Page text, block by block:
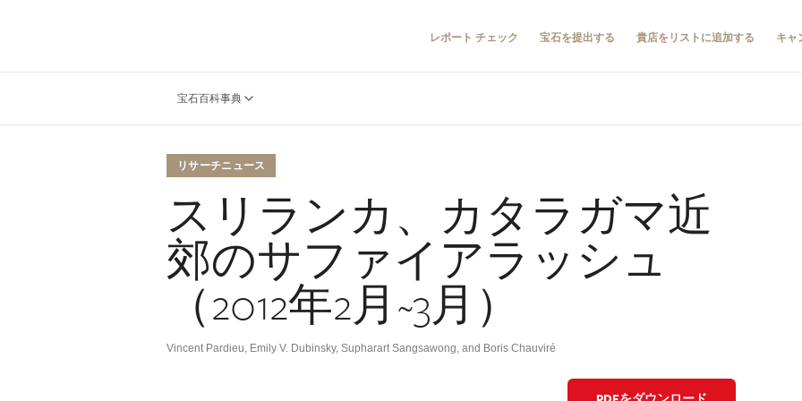
レポート チェック 宝石を提出する 貴店をリストに追加する キャ
宝石百科事典
リサーチニュース
スリランカ、カタラガマ近
郊のサファイアラッシュ
（2012年2月~3月）
Vincent Pardieu, Emily V. Dubinsky, Supharart Sangsawong, and Boris Chauviré